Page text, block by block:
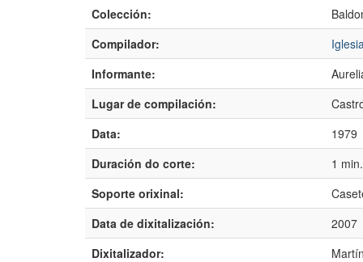
Colección:
Compilador:
Informante:
Lugar de compilación:
Data:
1979
Duración do corte:
1
Soporte orixinal:
Data de dixitalización:
2007
Dixitalizador: